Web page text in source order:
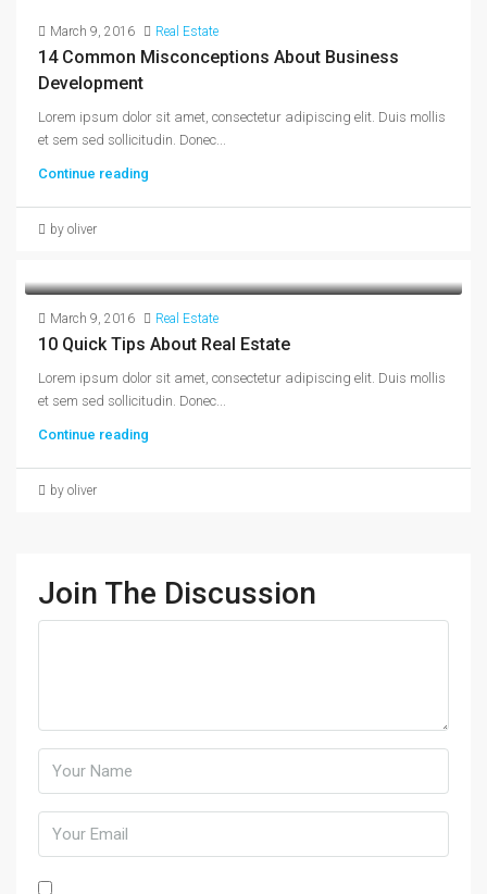
March 9, 2016 Real Estate
14 Common Misconceptions About Business
Development
Lorem ipsum dolor sit amet, consectetur adipiscing elit. Duis mollis
et sem sed sollicitudin. Donec...
Continue reading
by oliver
March 9, 2016 Real Estate
10 Quick Tips About Real Estate
Lorem ipsum dolor sit amet, consectetur adipiscing elit. Duis mollis
et sem sed sollicitudin. Donec...
Continue reading
by oliver
Join The Discussion